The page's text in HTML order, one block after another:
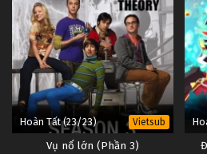
Hoàn Tất (23/23) Vietsub
Vụ nổ lớn (Phần 3)